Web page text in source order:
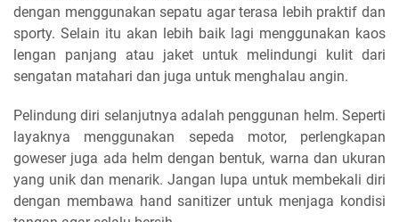
dengan menggunakan sepatu agar terasa lebih praktif dan
sporty. Selain itu akan lebih baik lagi menggunakan kaos
lengan panjang atau jaket untuk melindungi kulit dari
sengatan matahari dan juga untuk menghalau angin.
Pelindung diri selanjutnya adalah penggunan helm. Seperti
layaknya menggunakan sepeda motor, perlengkapan
goweser juga ada helm dengan bentuk, warna dan ukuran
yang unik dan menarik. Jangan lupa untuk membekali diri
dengan membawa hand sanitizer untuk menjaga kondisi